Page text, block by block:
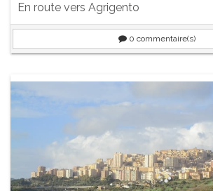
En route vers Agrigento
0 commentaire(s)